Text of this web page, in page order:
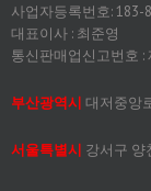
사업자등록번호: 183-
대표이사 : 최준영
통신판매업신고번호 :
부산광역시 대저중앙
서울특별시 강서구 양